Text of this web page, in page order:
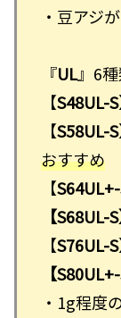
・豆アジ
『UL』6
【S48UL-S
【S58UL-S
おすすめ
【
【S68UL-S
【S76UL-S
【S80UL+-
・1g程度